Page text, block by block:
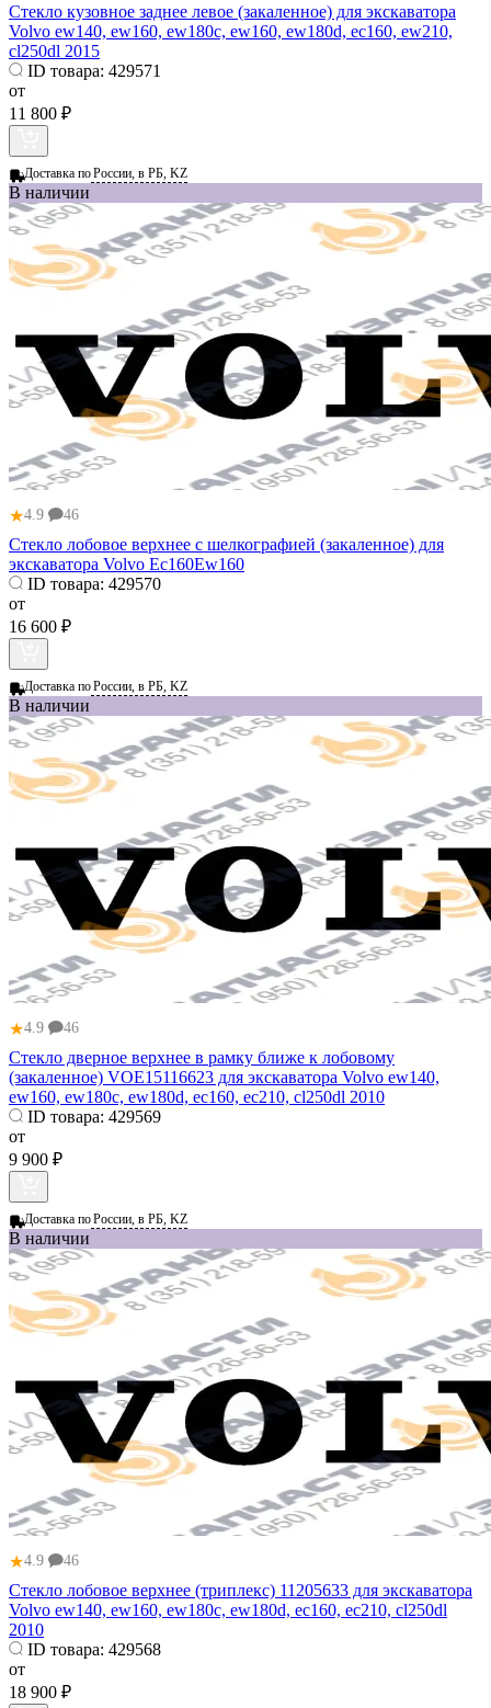
Стекло кузовное заднее левое (закаленное) для экскаватора
Volvo ew140, ew160, ew180c, ew160, ew180d, ec160, ew210,
cl250dl 2015
ID товара: 429571
от
11 800 ₽
Доставка поРоссии, в РБ, KZ
В наличии
★4.9 46
Стекло лобовое верхнее с шелкографией (закаленное) для
экскаватора Volvo Ec160Ew160
ID товара: 429570
от
16 600 ₽
Доставка поРоссии, в РБ, KZ
В наличии
★4.9 46
Стекло дверное верхнее в рамку ближе к лобовому
(закаленное) VOE15116623 для экскаватора Volvo ew140,
ew160, ew180c, ew180d, ec160, ec210, cl250dl 2010
ID товара: 429569
от
9 900 ₽
Доставка поРоссии, в РБ, KZ
В наличии
★4.9 46
Стекло лобовое верхнее (триплекс) 11205633 для экскаватора
Volvo ew140, ew160, ew180c, ew180d, ec160, ec210, cl250dl
2010
ID товара: 429568
от
18 900 ₽